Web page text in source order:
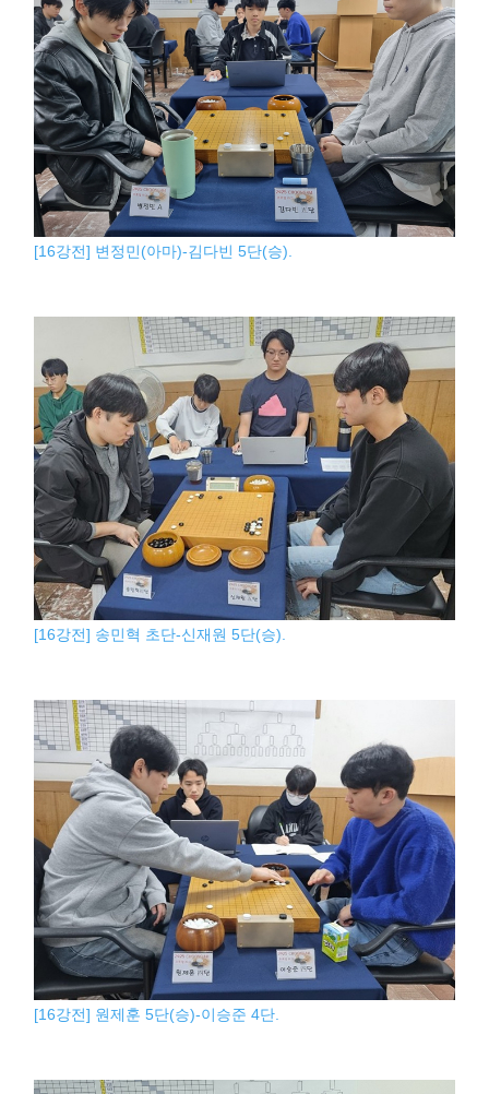
[16강전] 변정민(아마)-김다빈 5단(승).
[16강전] 송민혁 초단-신재원 5단(승).
[16강전] 원제훈 5단(승)-이승준 4단.